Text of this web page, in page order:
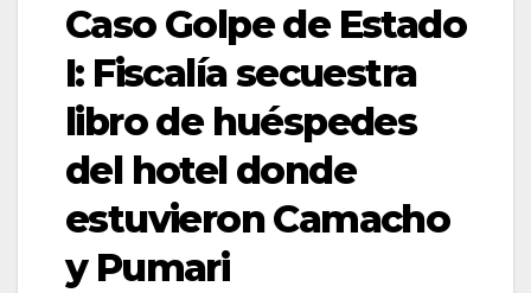
Caso Golpe de Estado
I: Fiscalía secuestra
libro de huéspedes
del hotel donde
estuvieron Camacho
y Pumari